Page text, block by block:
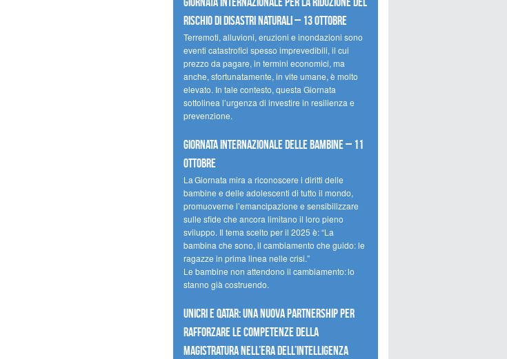
rischio di disastri naturali – 13 ottobre
Terremoti, alluvioni, eruzioni e inondazioni sono
eventi catastrofici spesso imprevedibili, il cui
prezzo da pagare, in termini economici, ma
anche, sfortunatamente, in vite umane, è molto
elevato. In tale contesto, questa Giornata
sottolinea l’urgenza di investire in resilienza e
prevenzione.
Giornata internazionale delle bambine – 11
ottobre
La Giornata mira a riconoscere i diritti delle
bambine e delle adolescenti di tutto il mondo,
promuoverne l’emancipazione e sensibilizzare
sulle sfide che ancora limitano il loro pieno
sviluppo. Il tema scelto per il 2025 è: “La
bambina che sono, il cambiamento che guido: le
ragazze in prima linea nelle crisi.”
Le bambine non attendono il cambiamento: lo
stanno già costruendo.
UNICRI e Qatar: una nuova partnership per
rafforzare le competenze della
magistratura nell’era dell’intelligenza